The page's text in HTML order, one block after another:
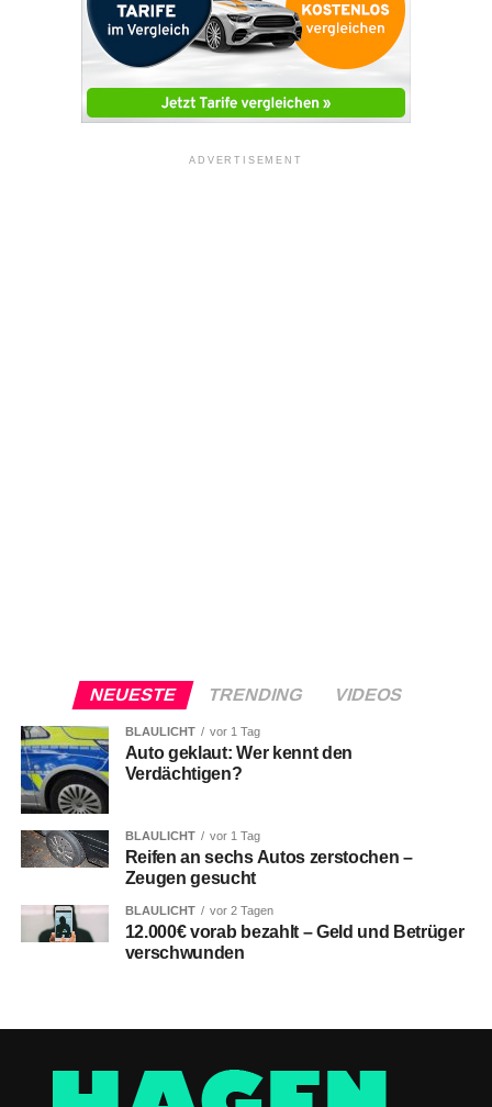
ADVERTISEMENT
NEUESTE TRENDING VIDEOS
BLAULICHT vor 1 Tag
Auto geklaut: Wer kennt den
Verdächtigen?
BLAULICHT vor 1 Tag
Reifen an sechs Autos zerstochen –
Zeugen gesucht
BLAULICHT vor 2 Tagen
12.000€ vorab bezahlt – Geld und Betrüger
verschwunden